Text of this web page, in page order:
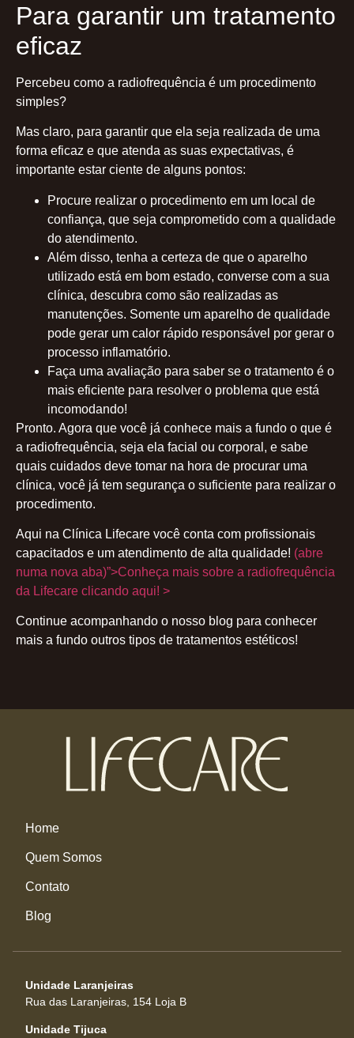
Para garantir um tratamento
eficaz
Percebeu como a radiofrequência é um procedimento
simples?
Mas claro, para garantir que ela seja realizada de uma
forma eficaz e que atenda as suas expectativas, é
importante estar ciente de alguns pontos:
Procure realizar o procedimento em um local de
confiança, que seja comprometido com a qualidade
do atendimento.
Além disso, tenha a certeza de que o aparelho
utilizado está em bom estado, converse com a sua
clínica, descubra como são realizadas as
manutenções. Somente um aparelho de qualidade
pode gerar um calor rápido responsável por gerar o
processo inflamatório.
Faça uma avaliação para saber se o tratamento é o
mais eficiente para resolver o problema que está
incomodando!
Pronto. Agora que você já conhece mais a fundo o que é
a radiofrequência, seja ela facial ou corporal, e sabe
quais cuidados deve tomar na hora de procurar uma
clínica, você já tem segurança o suficiente para realizar o
procedimento.
Aqui na Clínica Lifecare você conta com profissionais
capacitados e um atendimento de alta qualidade! (abre
numa nova aba)”>Conheça mais sobre a radiofrequência
da Lifecare clicando aqui! >
Continue acompanhando o nosso blog para conhecer
mais a fundo outros tipos de tratamentos estéticos!
Home
Quem Somos
Contato
Blog
Unidade Laranjeiras
Rua das Laranjeiras, 154 Loja B
Unidade Tijuca